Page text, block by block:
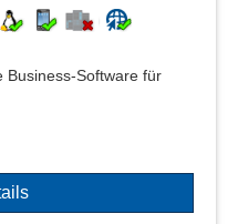
Business-Software für